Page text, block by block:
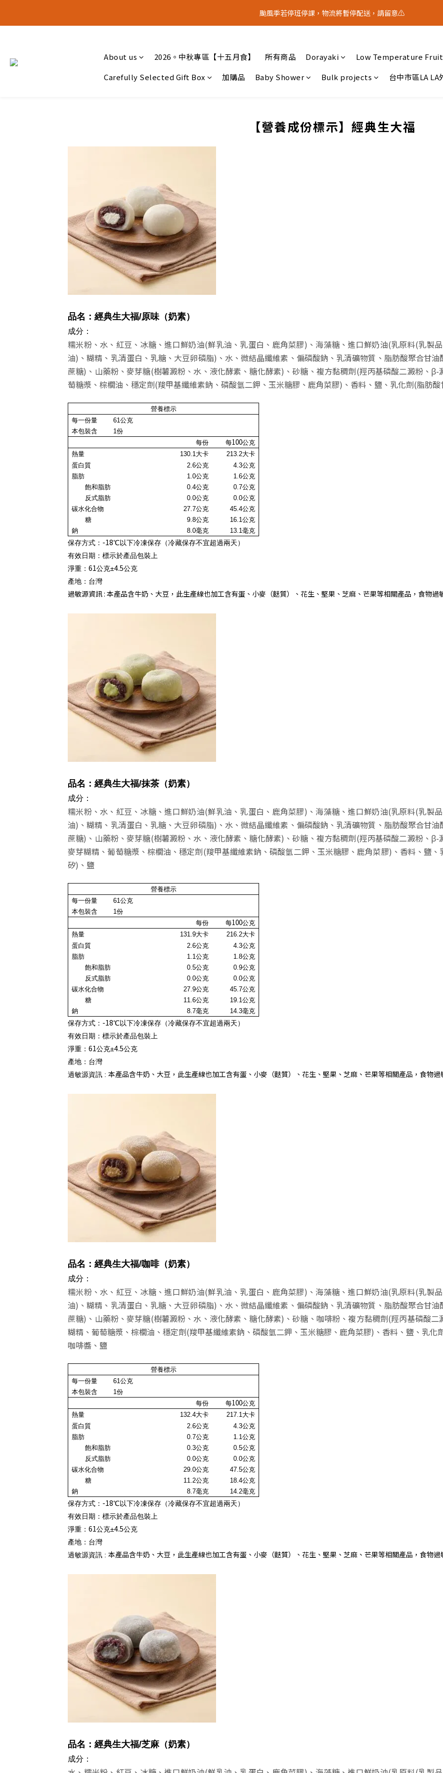
十五月食？｜中秋禮盒限量預購中 47
3
1
Days
:
01
Hours
:
32
Minutes
27
3
1
Seconds
2
1
2
1
颱風季若停班停課，物流將暫停配送，請留意⚠️
6
5
0
9
8
5
3
2
1
3
2
5
4
1
4
3
0
4
3
0
9
8
5
3
About us 2026。中秋專區【十五月食】 所有商品 Dorayaki Low Temperature Fruit
Carefully Selected Gift Box
加購品 Baby Shower Bulk projects 台中市區LA LA
【營養成份標示】經典生大福
品名：經典生大福/原味（奶素）
成分：
糯米粉、水、紅豆、冰糖、進口鮮奶油(鮮乳油、乳蛋白、鹿角菜膠)、海藻糖、進口鮮奶油(乳原料(乳製
油)、糊精、乳清蛋白、乳糖、大豆卵磷脂)、水、微結晶纖維素、偏磷酸鈉、乳清礦物質、脂肪酸聚合甘
蔗糖)、山藥粉、麥芽糖(樹薯澱粉、水、液化酵素、糖化酵素)、砂糖、複方黏稠劑(羥丙基磷酸二澱粉、
萄糖漿、棕櫚油、穩定劑(羧甲基纖維素鈉、磷酸氫二鉀、玉米糖膠、鹿角菜膠)、香料、鹽、乳化劑(脂肪
營養標示
每一份量
61公克
本包裝含
1份
每份
每100公克
熱量
130.1大卡 213.2大卡
蛋白質
2.6公克 4.3公克
脂肪
1.0公克 1.6公克
飽和脂肪
0.4公克 0.7公克
反式脂肪
0.0公克 0.0公克
碳水化合物
27.7公克 45.4公克
糖
9.8公克
16.1公克
鈉
8.0毫克 13.1毫克
保存方式： -18℃以下冷凍保存（冷藏保存不宜超過兩天）
有效日期：標示於產品包裝上
淨重： 61公克±4.5公克
產地 ： 台灣
過敏源資訊 : 本產品含牛奶、大豆，此生產線也加工含有蛋、小麥（麩質）、花生、堅果、芝麻、芒果等相關產品，食物過
品名：經典生大福/抹茶 （奶素）
成分：
糯米粉、水、紅豆、冰糖、進口鮮奶油(鮮乳油、乳蛋白、鹿角菜膠)、海藻糖、進口鮮奶油(乳原料(乳製
油)、糊精、乳清蛋白、乳糖、大豆卵磷脂)、水、微結晶纖維素、偏磷酸鈉、乳清礦物質、脂肪酸聚合甘
蔗糖)、山藥粉、麥芽糖(樹薯澱粉、水、液化酵素、糖化酵素)、砂糖、複方黏稠劑(羥丙基磷酸二澱粉、β-
麥芽糊精、葡萄糖漿、棕櫚油、穩定劑(羧甲基纖維素鈉、磷酸氫二鉀、玉米糖膠、鹿角菜膠)、香料、鹽
矽)、鹽
營養標示
每一份量
61公克
本包裝含
1份
每份
每100公克
熱量
131.9大卡 216.2大卡
蛋白質
2.6公克 4.3公克
脂肪
1.1公克
1.8公克
飽和脂肪
0.5公克 0.9公克
反式脂肪
0.0公克 0.0公克
碳水化合物
27.9公克 45.7公克
糖
11.6公克
19.1公克
鈉
8.7毫克 14.3毫克
保存方式： -18℃以下冷凍保存（冷藏保存不宜超過兩天）
有效日期：標示於產品包裝上
淨重： 61公克±4.5公克
產地 ： 台灣
過敏源資訊 : 本產品含牛奶、大豆，此生產線也加工含有蛋、小麥（麩質）、花生、堅果、芝麻、芒果等相關產品，食物過
品名：經典生大福/咖啡（奶素）
成分：
糯米粉、水、紅豆、冰糖、進口鮮奶油(鮮乳油、乳蛋白、鹿角菜膠)、海藻糖、進口鮮奶油(乳原料(乳製
油)、糊精、乳清蛋白、乳糖、大豆卵磷脂)、水、微結晶纖維素、偏磷酸鈉、乳清礦物質、脂肪酸聚合甘
蔗糖)、山藥粉、麥芽糖(樹薯澱粉、水、液化酵素、糖化酵素)、砂糖、咖啡粉、複方黏稠劑(羥丙基磷酸
糊精、葡萄糖漿、棕櫚油、穩定劑(羧甲基纖維素鈉、磷酸氫二鉀、玉米糖膠、鹿角菜膠)、香料、鹽、乳化
咖啡醬、鹽
營養標示
每一份量
61公克
本包裝含
1份
每份
每100公克
熱量
132.4大卡 217.1大卡
蛋白質
2.6公克 4.3公克
脂肪
0.7公克 1.1公克
飽和脂肪
0.3公克 0.5公克
反式脂肪
0.0公克 0.0公克
碳水化合物
29.0公克 47.5公克
糖
11.2公克
18.4公克
鈉
8.7毫克 14.2毫克
保存方式： -18℃以下冷凍保存（冷藏保存不宜超過兩天）
有效日期：標示於產品包裝上
淨重： 61公克±4.5公克
產地 ： 台灣
過敏源資訊 : 本產品含牛奶、大豆，此生產線也加工含有蛋、小麥（麩質）、花生、堅果、芝麻、芒果等相關產品，食物過
品名：經典生大福/芝麻（奶素）
成分：